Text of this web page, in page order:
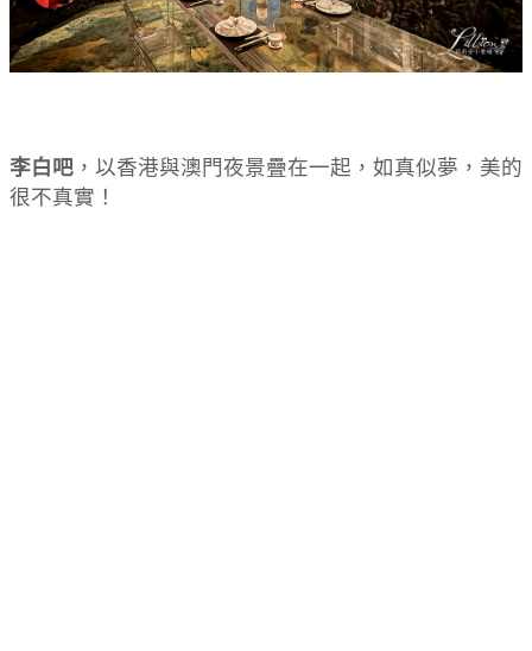
李白吧 ，以香港與澳門夜景疊在一起，如真似夢，美的
很不真實！